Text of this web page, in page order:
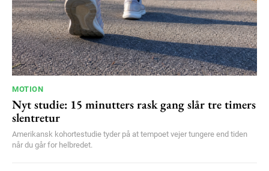
MOTION
Nyt studie: 15 minutters rask gang slår tre timers
slentretur
Amerikansk kohortestudie tyder på at tempoet vejer tungere end tiden
når du går for helbredet.